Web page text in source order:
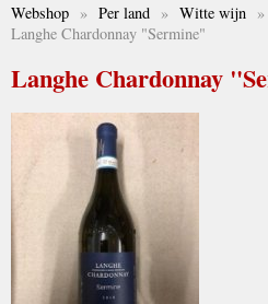
Webshop » Per land » Witte wijn »
Langhe Chardonnay "Sermine"
Langhe Chardonnay